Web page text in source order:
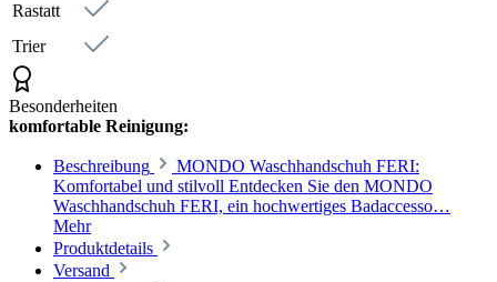
Rastatt
Trier
Besonderheiten
komfortable Reinigung:
Beschreibung
MONDO Waschhandschuh FERI:
Komfortabel und stilvoll Entdecken Sie den MONDO
Waschhandschuh FERI, ein hochwertiges Badaccesso…
Mehr
Produktdetails
Versand